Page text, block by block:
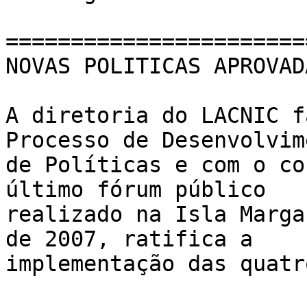
NOVAS POLITICAS
A diretoria do LACNIC
Processo de
de Políticas e com o
último fórum público
realizado na Isla
de 2007, ratifica a
implementação das